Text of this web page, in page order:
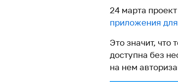
24 марта
приложения
Это значит, что
доступна без
на нем